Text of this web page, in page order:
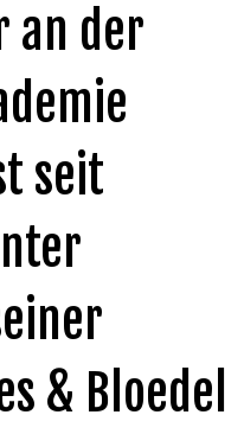
an der
seit
& Bloedel